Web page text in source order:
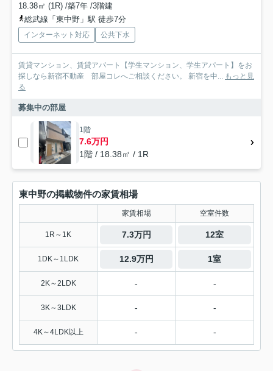
18.38㎡ (1R) /築7年 /3階建
総武線「東中野」駅 徒歩7分
インターネット対応 公共下水
賃貸マンション、賃貸アパート【学生マンション、学生アパート】をお
探しなら新宿不動産 部屋コレへご相談ください。 新宿を中... もっと見
る
募集中の部屋
1階
7.6万円
1階 / 18.38㎡ / 1R
東中野の掲載物件の家賃相場
家賃相場 空室件数
1R～1K 7.3万円 12室
1DK～1LDK 12.9万円 1室
2K～2LDK - -
3K～3LDK - -
4K～4LDK以上 - -